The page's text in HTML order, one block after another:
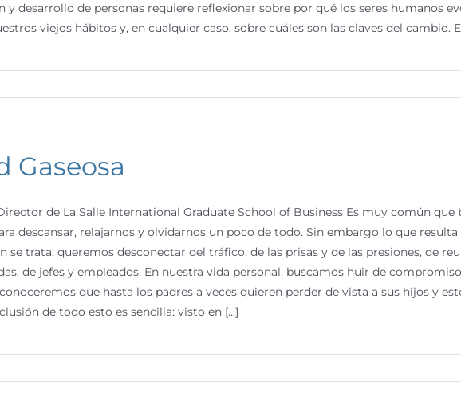
y desarrollo de personas requiere reflexionar sobre por qué los seres humanos
viejos hábitos y, en cualquier caso, sobre cuáles son las claves del cambio.
Gaseosa
de La Salle International Graduate School of Business Es muy común
descansar, relajarnos y olvidarnos un poco de todo. Sin embargo lo que
se trata: queremos desconectar del tráfico, de las prisas y de las presiones, de
de jefes y empleados. En nuestra vida personal, buscamos huir de
que hasta los padres a veces quieren perder de vista a sus hijos y
de todo esto es sencilla: visto en [...]